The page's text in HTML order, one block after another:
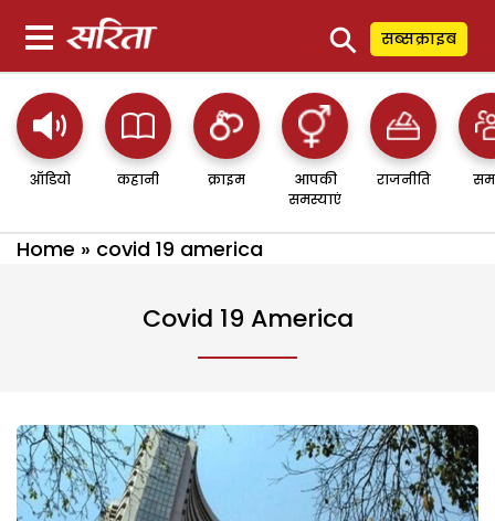
⚲ सब्सक्राइब
ऑडियो कहानी क्राइम
आपकी
समस्याएं
राजनीति
Home » covid 19 america
Covid 19 America